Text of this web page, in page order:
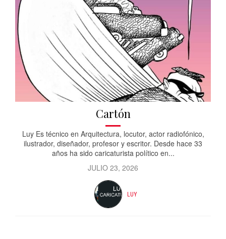
Cartón
Luy Es técnico en Arquitectura, locutor, actor radiofónico,
ilustrador, diseñador, profesor y escritor. Desde hace 33
años ha sido caricaturista político en...
JULIO 23, 2026
LUY